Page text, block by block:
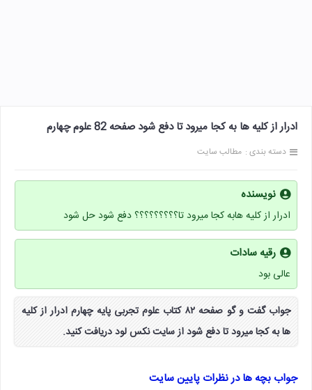
ادرار از کلیه ها به کجا میرود تا دفع شود صفحه 82 علوم چهارم
دسته بندی : مطالب سایت
نویسنده
ادرار از کلیه هابه کجا میرود تا؟؟؟؟؟؟؟؟؟ دفع شود حل شود
رقیه سادات
عالی بود
جواب گفت و گو صفحه ۸۲ کتاب علوم تجربی پایه چهارم ادرار از کلیه
ها به کجا میرود تا دفع شود از سایت نکس لود دریافت کنید.
جواب بچه ها در نظرات پایین سایت